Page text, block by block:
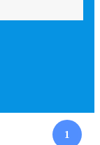
1